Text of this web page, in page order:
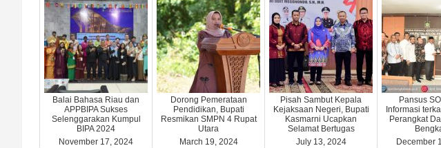
Balai Bahasa Riau dan
APPBIPA Sukses
Selenggarakan Kumpul
BIPA 2024
November 17, 2024
Dorong Pemerataan
Pendidikan, Bupati
Resmikan SMPN 4 Rupat
Utara
March 19, 2024
Pisah Sambut Kepala
Kejaksaan Negeri, Bupati
Kasmarni Ucapkan
Selamat Bertugas
July 13, 2024
Pansus
Informasi
Perangkat
December